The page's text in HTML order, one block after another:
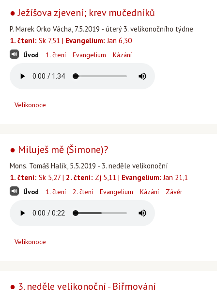
● Ježíšova zjevení; krev mučedníků
P. Marek Orko Vácha, 7.5.2019 - úterý 3. velikonočního týdne
1. čtení: Sk 7,51 | Evangelium: Jan 6,30
Úvod 1. čtení Evangelium Kázání
Velikonoce
● Miluješ mě (Šimone)?
Mons. Tomáš Halík, 5.5.2019 - 3. neděle velikonoční
1. čtení: Sk 5,27 | 2. čtení: Zj 5,11 | Evangelium: Jan 21,1
Úvod 1. čtení 2. čtení Evangelium Kázání Závěr
Velikonoce
● 3. neděle velikonoční - Biřmování